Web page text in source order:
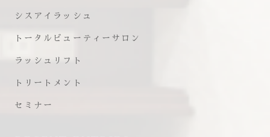
シスアイラッシュ
トータルビューティーサロン
ラッシュリフト
トリートメント
セミナー